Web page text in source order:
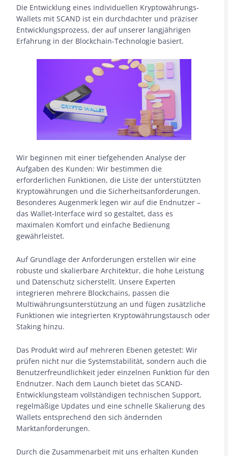
Die Entwicklung eines individuellen Kryptowährungs-
Wallets mit SCAND ist ein durchdachter und präziser
Entwicklungsprozess, der auf unserer langjährigen
Erfahrung in der Blockchain-Technologie basiert.
Wir beginnen mit einer tiefgehenden Analyse der
Aufgaben des Kunden: Wir bestimmen die
erforderlichen Funktionen, die Liste der unterstützten
Kryptowährungen und die Sicherheitsanforderungen.
Besonderes Augenmerk legen wir auf die Endnutzer –
das Wallet-Interface wird so gestaltet, dass es
maximalen Komfort und einfache Bedienung
gewährleistet.
Auf Grundlage der Anforderungen erstellen wir eine
robuste und skalierbare Architektur, die hohe Leistung
und Datenschutz sicherstellt. Unsere Experten
integrieren mehrere Blockchains, passen die
Multiwährungsunterstützung an und fügen zusätzliche
Funktionen wie integrierten Kryptowährungstausch oder
Staking hinzu.
Das Produkt wird auf mehreren Ebenen getestet: Wir
prüfen nicht nur die Systemstabilität, sondern auch die
Benutzerfreundlichkeit jeder einzelnen Funktion für den
Endnutzer. Nach dem Launch bietet das SCAND-
Entwicklungsteam vollständigen technischen Support,
regelmäßige Updates und eine schnelle Skalierung des
Wallets entsprechend den sich ändernden
Marktanforderungen.
Durch die Zusammenarbeit mit uns erhalten Kunden